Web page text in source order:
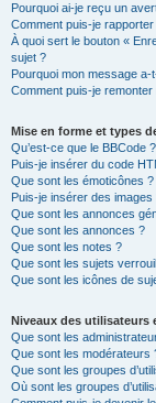
Pourquoi ai-je reçu un
Comment puis-je
À quoi sert le bouton «
sujet ?
Pourquoi mon message a-
Comment puis-je
Mise en forme et types
Qu’est-ce que le BBCode ?
Puis-je insérer du code
Que sont les émoticônes ?
Puis-je insérer des images
Que sont les annonces
Que sont les annonces ?
Que sont les notes ?
Que sont les sujets
Que sont les icônes de
Niveaux des utilisateurs
Que sont les
Que sont les modérateurs
Que sont les groupes
Où sont les groupes